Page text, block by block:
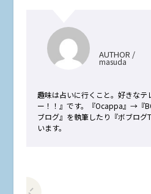
AUTHOR /
masuda
趣味は占いに行くこと。好きなテ
ー！！』です。『Ocappa』→『
ブログ』を執筆したり『ボブログ
います。